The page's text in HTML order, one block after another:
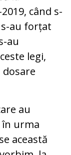
când s-
s-au forțat
au
legi,
dosare
au
în urma
această